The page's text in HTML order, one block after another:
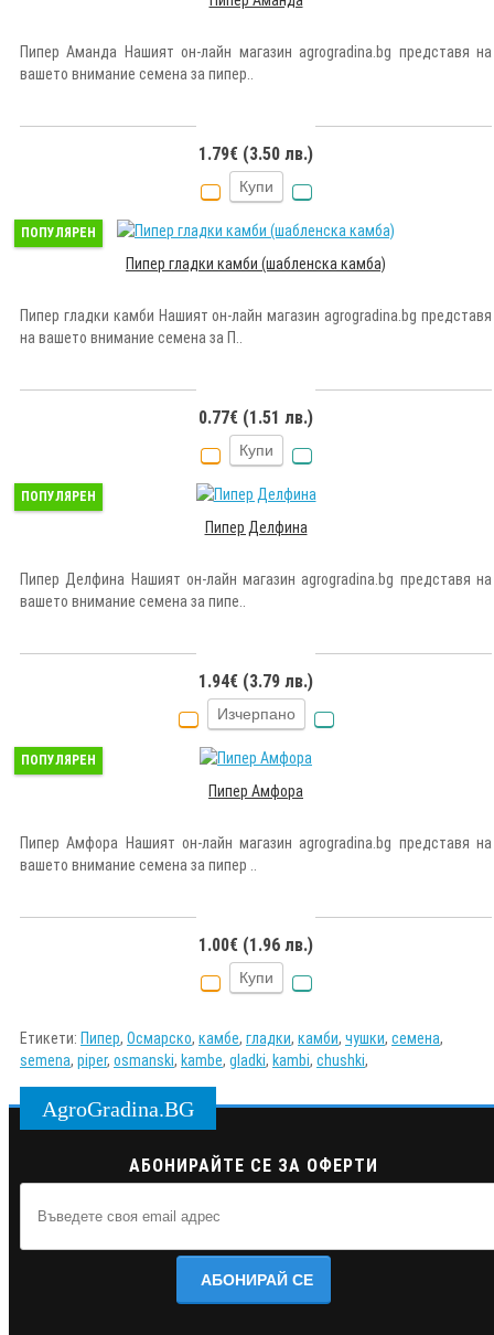
Пипер Аманда Нашият он-лайн магазин agrogradina.bg представя на
вашето внимание семена за пипер..
1.79€ (3.50 лв.)
Купи
ПОПУЛЯРЕН
Пипер гладки камби (шабленска камба)
Пипер гладки камби Нашият он-лайн магазин agrogradina.bg представя
на вашето внимание семена за П..
0.77€ (1.51 лв.)
Купи
ПОПУЛЯРЕН
Пипер Делфина
Пипер Делфина Нашият он-лайн магазин agrogradina.bg представя на
вашето внимание семена за пипе..
1.94€ (3.79 лв.)
Изчерпано
ПОПУЛЯРЕН
Пипер Амфора
Пипер Амфора Нашият он-лайн магазин agrogradina.bg представя на
вашето внимание семена за пипер ..
1.00€ (1.96 лв.)
Купи
Етикети: Пипер, Осмарско, камбе, гладки, камби, чушки, семена,
semena, piper, osmanski, kambe, gladki, kambi, chushki,
AgroGradina.BG
АБОНИРАЙТЕ СЕ ЗА ОФЕРТИ
АБОНИРАЙ СЕ